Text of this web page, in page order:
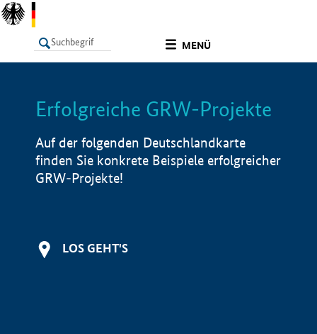
MENÜ
LISTE Info
Erfolgreiche GRW-Projekte
Auf der folgenden Deutschlandkarte
finden Sie konkrete Beispiele erfolgreicher
GRW-Projekte!
LOS GEHT'S